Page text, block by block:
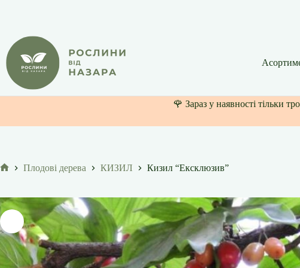
🌹 Зараз у наявності тільки
Плодові дерева КИЗИЛ Кизил “Ексклюзив”